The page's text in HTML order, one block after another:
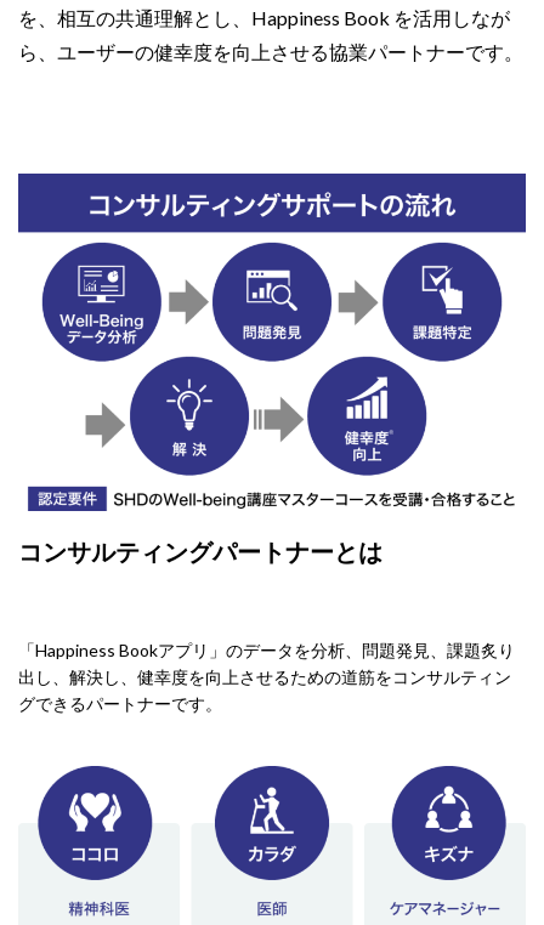
を、相互の共通理解とし、Happiness Book を活用しなが
ら、ユーザーの健幸度を向上させる協業パートナーです。
コンサルティングパートナーとは
「Happiness Bookアプリ」のデータを分析、問題発見、課題炙り
出し、解決し、健幸度を向上させるための道筋をコンサルティン
グできるパートナーです。